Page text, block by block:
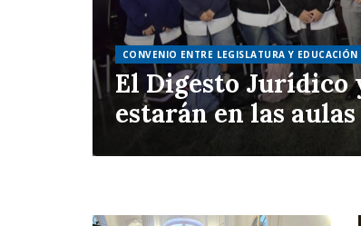
CONVENIO ENTRE LEGISLATURA Y EDUCACIÓN
El Digesto Jurídico
estarán en las aulas